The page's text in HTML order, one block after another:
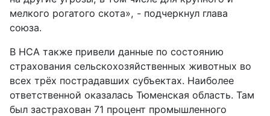
мелкого рогатого скота», - подчеркнул глава
союза.
В НСА также привели данные по состоянию
страхования сельскохозяйственных животных во
всех трёх пострадавших субъектах. Наиболее
ответственной оказалась Тюменская область. Там
был застрахован 71 процент промышленного